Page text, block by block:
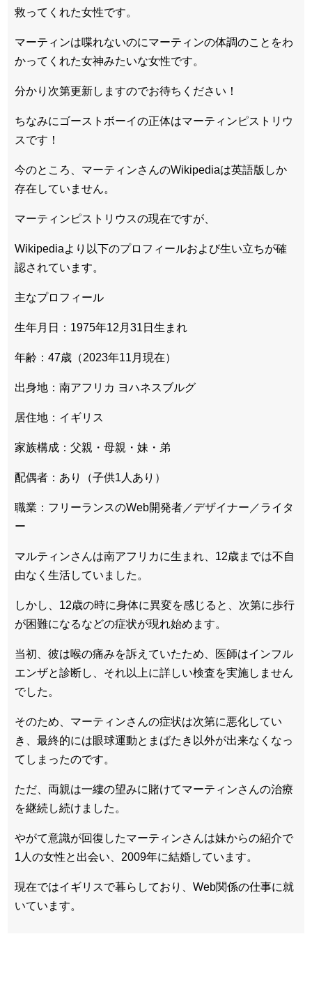
救ってくれた女性です。
マーティンは喋れないのにマーティンの体調のことをわ
かってくれた女神みたいな女性です。
分かり次第更新しますのでお待ちください！
ちなみにゴーストボーイの正体はマーティンピストリウ
スです！
今のところ、マーティンさんのWikipediaは英語版しか
存在していません。
マーティンピストリウスの現在ですが、
Wikipediaより以下のプロフィールおよび生い立ちが確
認されています。
主なプロフィール
生年月日：1975年12月31日生まれ
年齢：47歳（2023年11月現在）
出身地：南アフリカ ヨハネスブルグ
居住地：イギリス
家族構成：父親・母親・妹・弟
配偶者：あり（子供1人あり）
職業：フリーランスのWeb開発者／デザイナー／ライタ
ー
マルティンさんは南アフリカに生まれ、12歳までは不自
由なく生活していました。
しかし、12歳の時に身体に異変を感じると、次第に歩行
が困難になるなどの症状が現れ始めます。
当初、彼は喉の痛みを訴えていたため、医師はインフル
エンザと診断し、それ以上に詳しい検査を実施しません
でした。
そのため、マーティンさんの症状は次第に悪化してい
き、最終的には眼球運動とまばたき以外が出来なくなっ
てしまったのです。
ただ、両親は一縷の望みに賭けてマーティンさんの治療
を継続し続けました。
やがて意識が回復したマーティンさんは妹からの紹介で
1人の女性と出会い、2009年に結婚しています。
現在ではイギリスで暮らしており、Web関係の仕事に就
いています。